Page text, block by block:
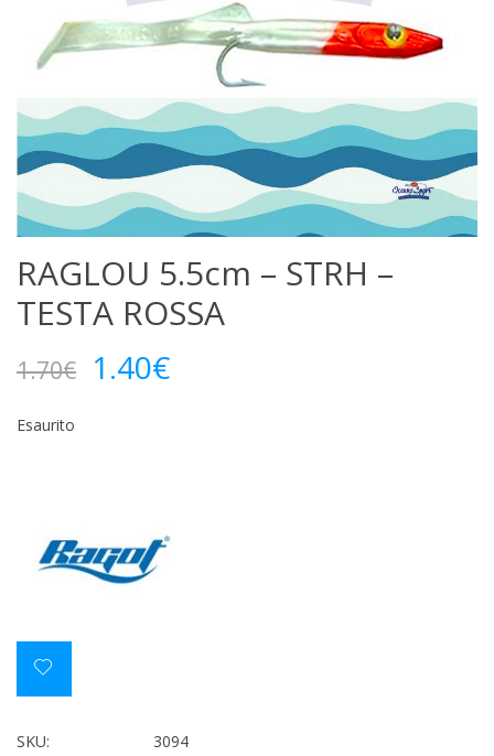
RAGLOU 5.5cm – STRH –
TESTA ROSSA
1.70€
Il
prezzo
1.40€Il
prezzo
Esaurito
SKU:
3094